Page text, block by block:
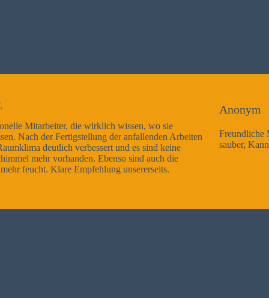
Arbeiten
die
Freundliche Mitarbeiter, Arbeitsausführung sehr gut
sauber, Kann ich nur weiterempfehlen